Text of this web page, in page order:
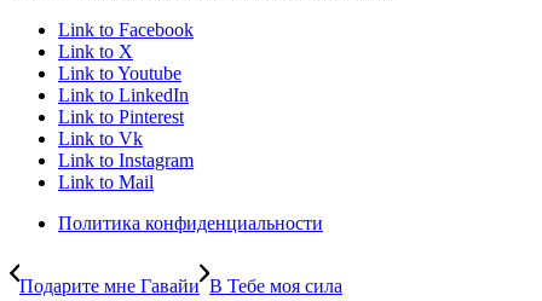
Link to Facebook
Link to X
Link to Youtube
Link to LinkedIn
Link to Pinterest
Link to Vk
Link to Instagram
Link to Mail
Политика конфиденциальности
Подарите мне Гавайи В Тебе моя сила